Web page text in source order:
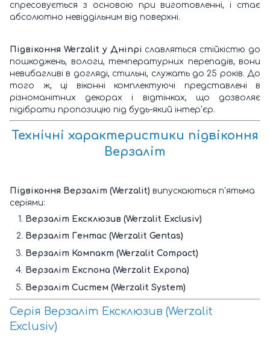
спресовується з основою при виготовленні, і стає
абсолютно невіддільним від поверхні.
Підвіконня Werzalit у Дніпрі славляться стійкістю до
пошкоджень, вологи, температурних перепадів, вони
невибагливі в догляді, стильні, служать до 25 років. До
того ж, ці віконні комплектуючі представлені в
різноманітних декорах і відтінках, що дозволяє
підібрати пропозицію під будь-який інтер'єр.
Технічні характеристики підвіконня
Верзаліт
Підвіконня Верзаліт (Werzalit) випускаються п'ятьма
серіями:
Верзаліт Ексклюзив (Werzalit Exclusiv)
Верзаліт Гентас (Werzalit Gentas)
Верзаліт Компакт (Werzalit Compact)
Верзаліт Експона (Werzalit Expona)
Верзаліт Систем (Werzalit System)
Серія Верзаліт Ексклюзив (Werzalit
Exclusiv)